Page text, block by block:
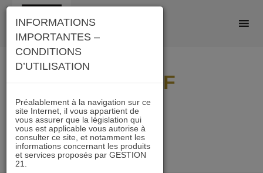
Skip
content
logo PDF
INFORMATIONS
IMPORTANTES –
CONDITIONS
D’UTILISATION
Préalablement à la navigation sur ce
site Internet, il vous appartient de
vous assurer que la législation qui
vous est applicable vous autorise à
consulter ce site, et notamment les
informations concernant les produits
et services proposés par GESTION
21.